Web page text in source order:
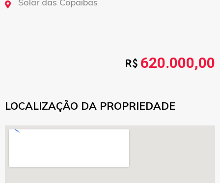
Solar das Copaibas
620.000,00
LOCALIZAÇÃO DA PROPRIEDADE